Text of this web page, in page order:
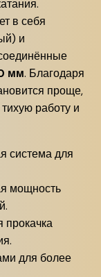
в себя
и
мм. Благодаря
проще,
работу и
система для
мощность
для более